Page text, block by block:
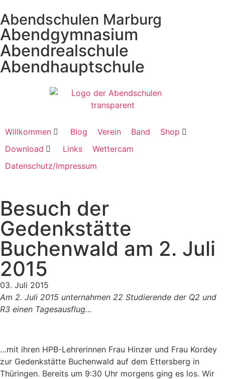
Abendschulen Marburg
Abendgymnasium
Abendrealschule
Abendhauptschule
Willkommen Blog Verein Band
Shop
Download
Links
Wettercam
Datenschutz/Impressum
Besuch der
Gedenkstätte
Buchenwald am 2. Juli
2015
03. Juli 2015
Am 2. Juli 2015 unternahmen 22 Studierende der Q2 und
R3 einen Tagesausflug…
…mit ihren HPB-Lehrerinnen Frau Hinzer und Frau Kordey
zur Gedenkstätte Buchenwald auf dem Ettersberg in
Thüringen. Bereits um 9:30 Uhr morgens ging es los. Wir